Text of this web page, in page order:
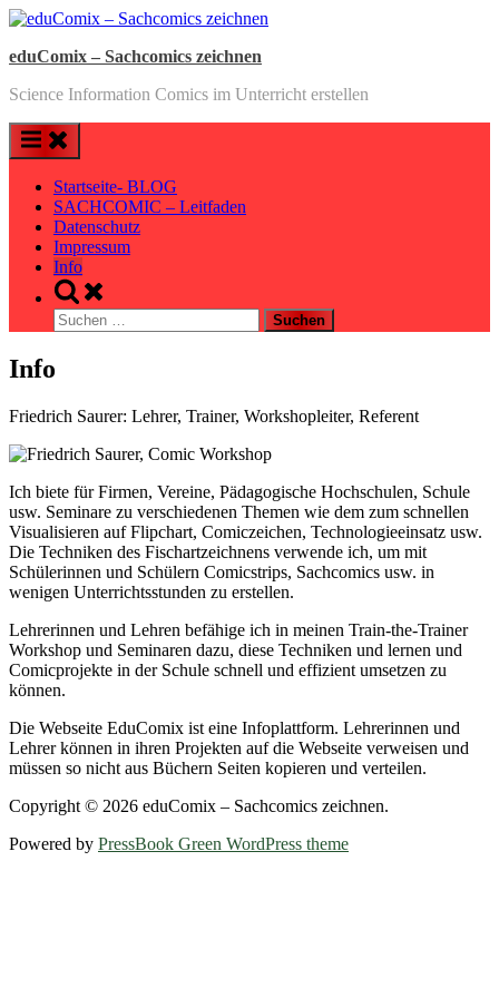
Skip
content
eduComix – Sachcomics zeichnen
Science Information Comics im Unterricht erstellen
Startseite- BLOG
SACHCOMIC – Leitfaden
Datenschutz
Impressum
Info
Toggle
search
form
Suchen
nach:
Info
Friedrich Saurer: Lehrer, Trainer, Workshopleiter, Referent
Ich biete für Firmen, Vereine, Pädagogische Hochschulen, Schule
usw. Seminare zu verschiedenen Themen wie dem zum schnellen
Visualisieren auf Flipchart, Comiczeichen, Technologieeinsatz usw.
Die Techniken des Fischartzeichnens verwende ich, um mit
Schülerinnen und Schülern Comicstrips, Sachcomics usw. in
wenigen Unterrichtsstunden zu erstellen.
Lehrerinnen und Lehren befähige ich in meinen Train-the-Trainer
Workshop und Seminaren dazu, diese Techniken und lernen und
Comicprojekte in der Schule schnell und effizient umsetzen zu
können.
Die Webseite EduComix ist eine Infoplattform. Lehrerinnen und
Lehrer können in ihren Projekten auf die Webseite verweisen und
müssen so nicht aus Büchern Seiten kopieren und verteilen.
Copyright © 2026 eduComix – Sachcomics zeichnen.
Powered by PressBook Green WordPress theme